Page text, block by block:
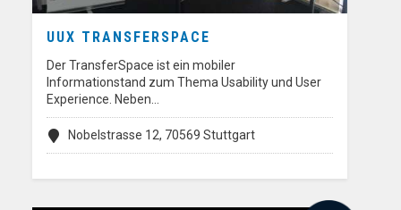
UUX TRANSFERSPACE
Der TransferSpace ist ein mobiler
Informationstand zum Thema Usability und User
Experience. Neben…
Nobelstrasse 12, 70569 Stuttgart